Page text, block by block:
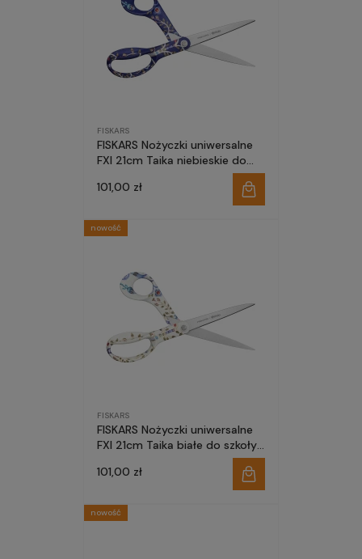
FISKARS
FISKARS Nożyczki uniwersalne
FXI 21cm Taika niebieskie do
101,00 zł
FISKARS
FISKARS Nożyczki uniwersalne
FXI 21cm Taika białe do szkoły
101,00 zł
nowość
nowość